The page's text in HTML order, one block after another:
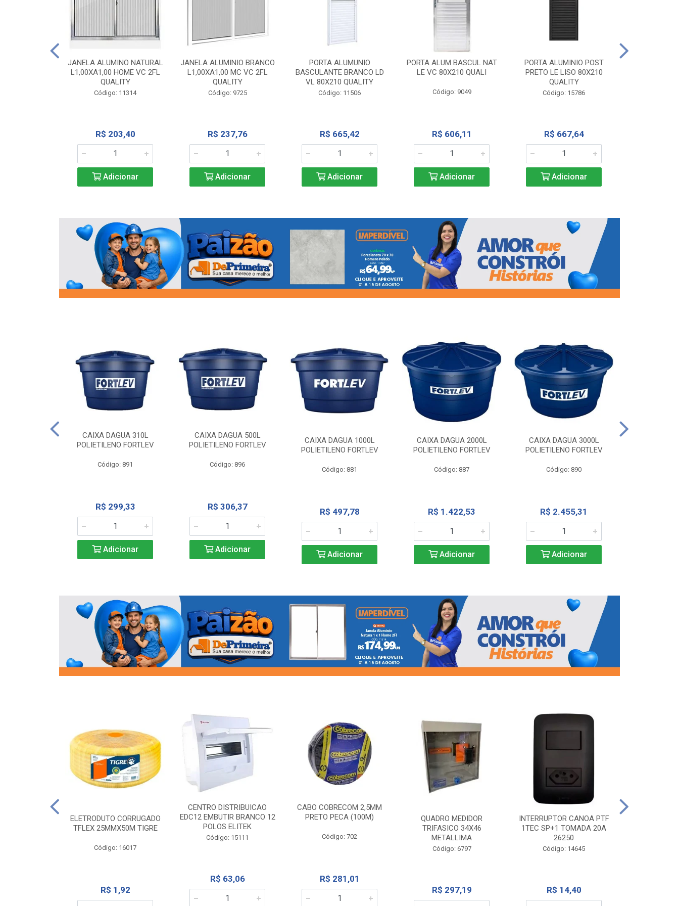
JANELA ALUMINO NATURAL
L1,00XA1,00 HOME VC 2FL
QUALITY
Código: 11314
R$ 203,40
Adicionar
JANELA ALUMINIO BRANCO
L1,00XA1,00 MC VC 2FL
QUALITY
Código: 9725
R$ 237,76
Adicionar
PORTA ALUMUNIO
BASCULANTE BRANCO LD
VL 80X210 QUALITY
Código: 11506
R$ 665,42
Adicionar
PORTA ALUM BASCUL NAT
LE VC 80X210 QUALI
Código: 9049
R$ 606,11
Adicionar
PORTA ALUMINIO POST
PRETO LE LISO 80X210
QUALITY
Código: 15786
R$ 667,64
Adicionar
CAIXA DAGUA 310L
POLIETILENO FORTLEV
Código: 891
R$ 299,33
Adicionar
CAIXA DAGUA 500L
POLIETILENO FORTLEV
Código: 896
R$ 306,37
Adicionar
CAIXA DAGUA 1000L
POLIETILENO FORTLEV
Código: 881
R$ 497,78
Adicionar
CAIXA DAGUA 2000L
POLIETILENO FORTLEV
Código: 887
R$ 1.422,53
Adicionar
CAIXA DAGUA 3000L
POLIETILENO FORTLEV
Código: 890
R$ 2.455,31
Adicionar
ELETRODUTO CORRUGADO
TFLEX 25MMX50M TIGRE
Código: 16017
R$ 1,92
CENTRO DISTRIBUICAO
EDC12 EMBUTIR BRANCO 12
POLOS ELITEK
Código: 15111
R$ 63,06
CABO COBRECOM 2,5MM
PRETO PECA (100M)
Código: 702
R$ 281,01
QUADRO MEDIDOR
TRIFASICO 34X46
METALLIMA
Código: 6797
R$ 297,19
INTERRUPTOR CANOA PTF
1TEC SP+1 TOMADA 20A
26250
Código: 14645
R$ 14,40